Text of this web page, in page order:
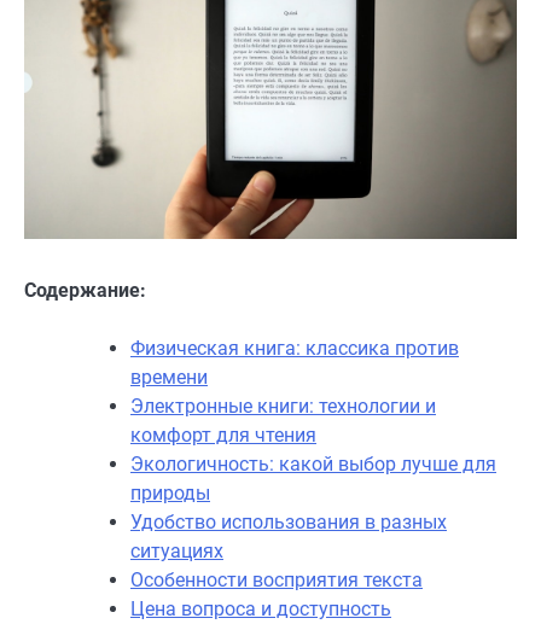
Содержание:
Физическая книга: классика против
времени
Электронные книги: технологии и
комфорт для чтения
Экологичность: какой выбор лучше для
природы
Удобство использования в разных
ситуациях
Особенности восприятия текста
Цена вопроса и доступность